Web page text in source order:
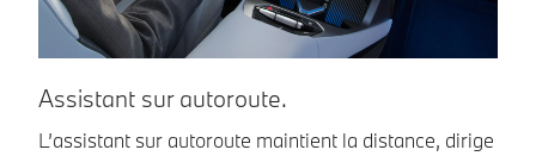
Assistant sur autoroute.
L’assistant sur autoroute maintient la distance, dirige